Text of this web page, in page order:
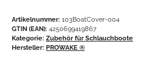
Artikelnummer: 103BoatCover-004
GTIN (EAN): 4250699419867
Kategorie: Zubehör für Schlauchboote
Hersteller: PROWAKE ®